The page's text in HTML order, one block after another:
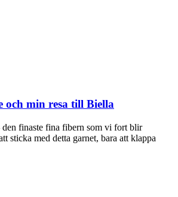
och min resa till Biella
finaste fina fibern som vi fort blir
sticka med detta garnet, bara att klappa